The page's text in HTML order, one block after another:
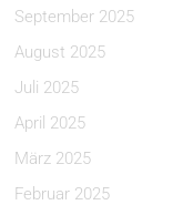
September 2025
August 2025
Juli 2025
April 2025
März 2025
Februar 2025